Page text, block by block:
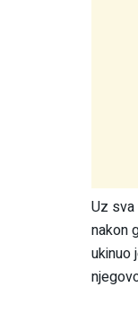
Uz
nakon
ukinuo